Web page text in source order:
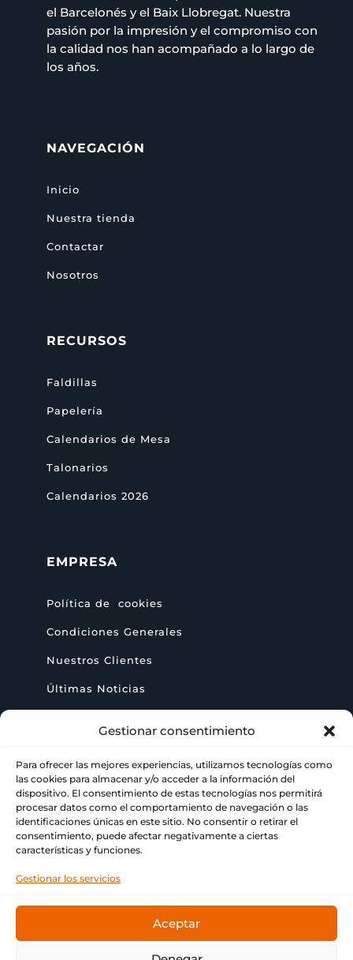
Gestionar consentimiento
Para ofrecer las mejores experiencias, utilizamos tecnologías como
las cookies para almacenar y/o acceder a la información del
dispositivo. El consentimiento de estas tecnologías nos permitirá
procesar datos como el comportamiento de navegación o las
identificaciones únicas en este sitio. No consentir o retirar el
consentimiento, puede afectar negativamente a ciertas
características y funciones.
Gestionar los servicios
Aceptar
el Barcelonés y el Baix Llobregat. Nuestra
pasión por la impresión y el compromiso con
la calidad nos han acompañado a lo largo de
los años.
NAVEGACIÓN
Inicio
Nuestra tienda
Contactar
Nosotros
RECURSOS
Faldillas
Papelería
Calendarios de Mesa
Talonarios
Calendarios 2026
EMPRESA
Política de cookies
Condiciones Generales
Nuestros Clientes
Últimas Noticias
 + 34 622 09 02 49
 info@paraimprimir.es
Castelldefels, Barcelona